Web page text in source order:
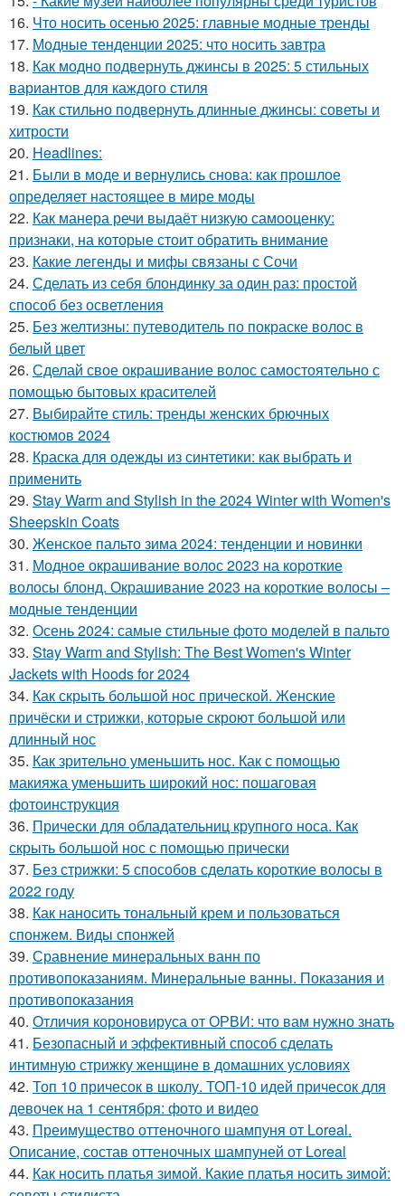
16. Что носить осенью 2025: главные модные тренды
17. Модные тенденции 2025: что носить завтра
18. Как модно подвернуть джинсы в 2025: 5 стильных
вариантов для каждого стиля
19. Как стильно подвернуть длинные джинсы: советы и
хитрости
20. Headlines:
21. Были в моде и вернулись снова: как прошлое
определяет настоящее в мире моды
22. Как манера речи выдаёт низкую самооценку:
признаки, на которые стоит обратить внимание
23. Какие легенды и мифы связаны с Сочи
24. Сделать из себя блондинку за один раз: простой
способ без осветления
25. Без желтизны: путеводитель по покраске волос в
белый цвет
26. Сделай свое окрашивание волос самостоятельно с
помощью бытовых красителей
27. Выбирайте стиль: тренды женских брючных
костюмов 2024
28. Краска для одежды из синтетики: как выбрать и
применить
29. Stay Warm and Stylish in the 2024 Winter with Women's
Sheepskin Coats
30. Женское пальто зима 2024: тенденции и новинки
31. Модное окрашивание волос 2023 на короткие
волосы блонд. Окрашивание 2023 на короткие волосы –
модные тенденции
32. Осень 2024: самые стильные фото моделей в пальто
33. Stay Warm and Stylish: The Best Women's Winter
Jackets with Hoods for 2024
34. Как скрыть большой нос прической. Женские
причёски и стрижки, которые скроют большой или
длинный нос
35. Как зрительно уменьшить нос. Как с помощью
макияжа уменьшить широкий нос: пошаговая
фотоинструкция
36. Прически для обладательниц крупного носа. Как
скрыть большой нос с помощью прически
37. Без стрижки: 5 способов сделать короткие волосы в
2022 году
38. Как наносить тональный крем и пользоваться
спонжем. Виды спонжей
39. Сравнение минеральных ванн по
противопоказаниям. Минеральные ванны. Показания и
противопоказания
40. Отличия короновируса от ОРВИ: что вам нужно знать
41. Безопасный и эффективный способ сделать
интимную стрижку женщине в домашних условиях
42. Топ 10 причесок в школу. ТОП-10 идей причесок для
девочек на 1 сентября: фото и видео
43. Преимущество оттеночного шампуня от Loreal.
Описание, состав оттеночных шампуней от Loreal
44. Как носить платья зимой. Какие платья носить зимой: